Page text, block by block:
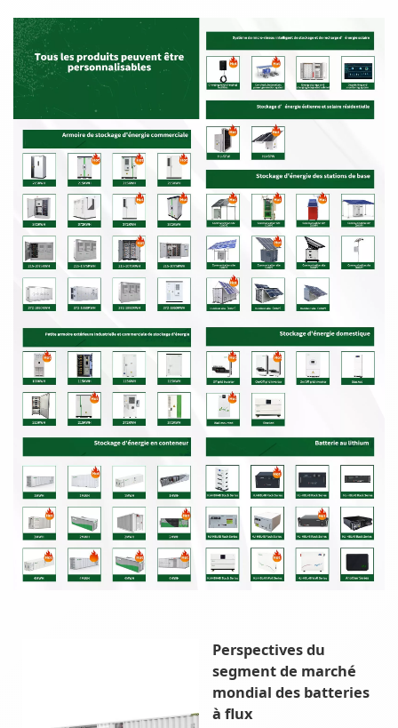
Perspectives du
segment de marché
mondial des batteries
à flux